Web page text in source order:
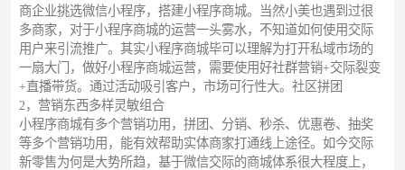
商企业挑选微信小程序，搭建小程序商城。当然小美也遇到过很
多商家，对于小程序商城的运营一头雾水，不知道如何使用交际
用户来引流推广。其实小程序商城毕可以理解为打开私域市场的
一扇大门，做好小程序商城运营，需要使用好社群营销+交际裂变
+直播带货。通过活动吸引客户，市场可行性大。社区拼团
2，营销东西多样灵敏组合
小程序商城有多个营销功用，拼团、分销、秒杀、优惠卷、抽奖
等多个营销功用，能有效帮助实体商家打通线上途径。如今交际
新零售为何是大势所趋，基于微信交际的商城体系很大程度上，